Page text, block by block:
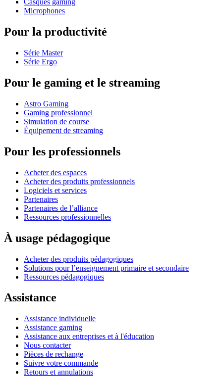
Casques gaming
Microphones
Pour la productivité
Série Master
Série Ergo
Pour le gaming et le streaming
Astro Gaming
Gaming professionnel
Simulation de course
Équipement de streaming
Pour les professionnels
Acheter des espaces
Acheter des produits professionnels
Logiciels et services
Partenaires
Partenaires de l’alliance
Ressources professionnelles
À usage pédagogique
Acheter des produits pédagogiques
Solutions pour l’enseignement primaire et secondaire
Ressources pédagogiques
Assistance
Assistance individuelle
Assistance gaming
Assistance aux entreprises et à l'éducation
Nous contacter
Pièces de rechange
Suivre votre commande
Retours et annulations